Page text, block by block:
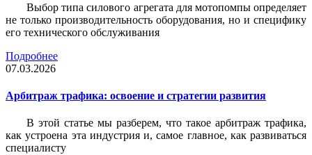
Выбор типа силового агрегата для мотопомпы определяет
не только производительность оборудования, но и специфику
его технического обслуживания
Подробнее
07.03.2026
Арбитраж трафика: освоение и стратегии развития
В этой статье мы разберем, что такое арбитраж трафика,
как устроена эта индустрия и, самое главное, как развиваться
специалисту